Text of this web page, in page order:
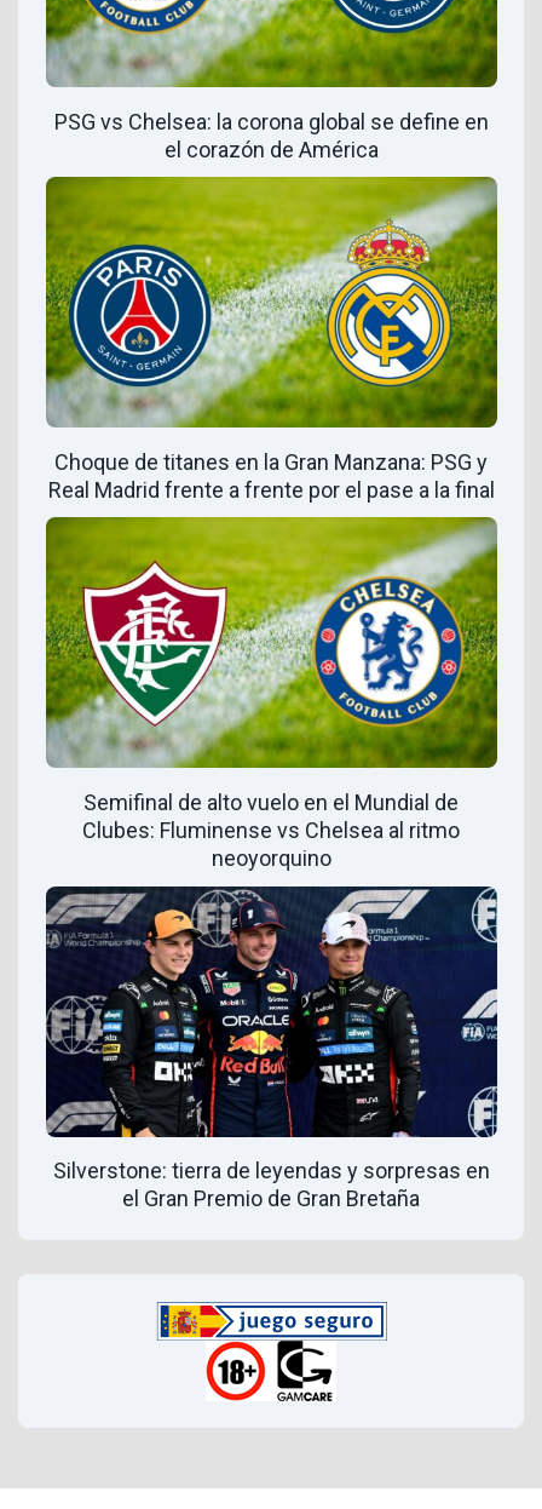
PSG vs Chelsea: la corona global se define en
el corazón de América
Choque de titanes en la Gran Manzana: PSG y
Real Madrid frente a frente por el pase a la final
Semifinal de alto vuelo en el Mundial de
Clubes: Fluminense vs Chelsea al ritmo
neoyorquino
Silverstone: tierra de leyendas y sorpresas en
el Gran Premio de Gran Bretaña